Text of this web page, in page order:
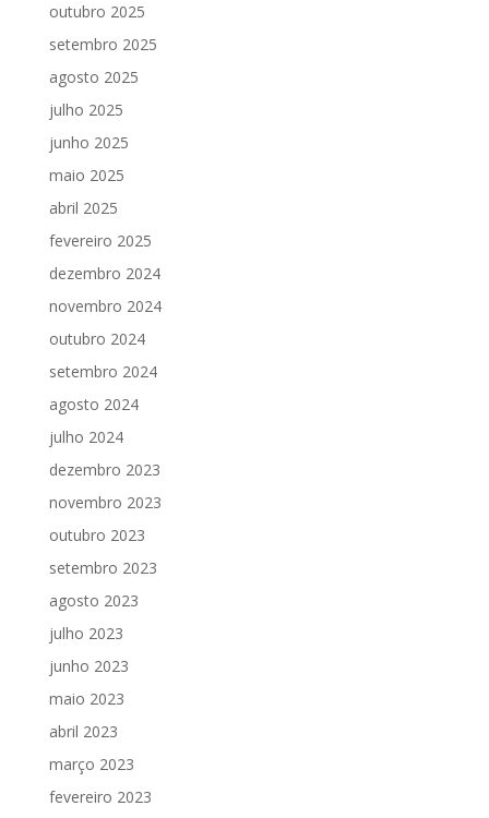
outubro 2025
setembro 2025
agosto 2025
julho 2025
junho 2025
maio 2025
abril 2025
fevereiro 2025
dezembro 2024
novembro 2024
outubro 2024
setembro 2024
agosto 2024
julho 2024
dezembro 2023
novembro 2023
outubro 2023
setembro 2023
agosto 2023
julho 2023
junho 2023
maio 2023
abril 2023
março 2023
fevereiro 2023